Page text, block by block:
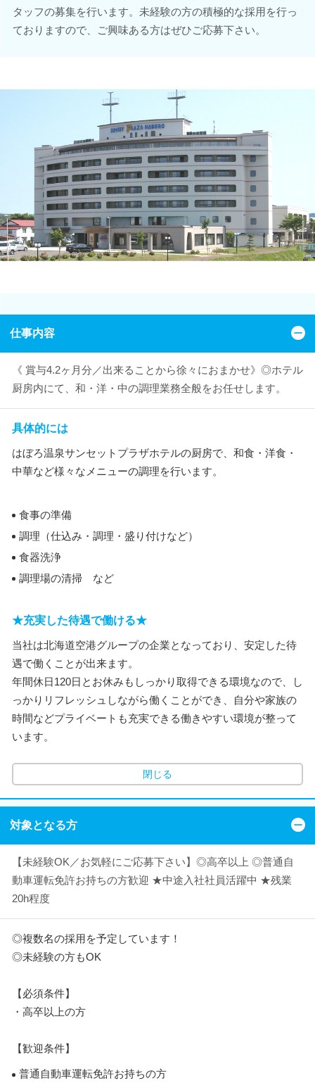
タッフの募集を行います。未経験の方の積極的な採用を行っ
ておりますので、ご興味ある方はぜひご応募下さい。
仕事内容
《 賞与4.2ヶ月分／出来ることから徐々におまかせ》◎ホテル
厨房内にて、和・洋・中の調理業務全般をお任せします。
具体的には
はぼろ温泉サンセットプラザホテルの厨房で、和食・洋食・
中華など様々なメニューの調理を行います。
食事の準備
調理（仕込み・調理・盛り付けなど）
食器洗浄
調理場の清掃 など
★充実した待遇で働ける★
当社は北海道空港グループの企業となっており、安定した待
遇で働くことが出来ます。
年間休日120日とお休みもしっかり取得できる環境なので、し
っかりリフレッシュしながら働くことができ、自分や家族の
時間などプライベートも充実できる働きやすい環境が整って
います。
閉じる
対象となる方
【未経験OK／お気軽にご応募下さい】◎高卒以上 ◎普通自
動車運転免許お持ちの方歓迎 ★中途入社社員活躍中 ★残業
20h程度
◎複数名の採用を予定しています！
◎未経験の方もOK
【必須条件】
・高卒以上の方
【歓迎条件】
普通自動車運転免許お持ちの方